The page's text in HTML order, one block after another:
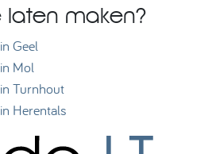
laten maken?
Geel
Mol
Turnhout
Herentals